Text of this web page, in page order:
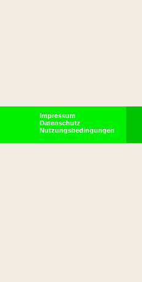
Impressum
Datenschutz
Nutzungsbedingungen